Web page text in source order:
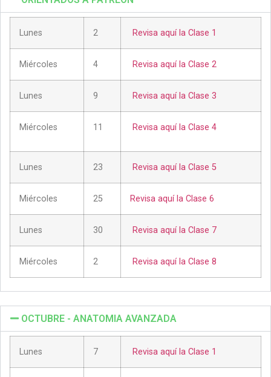
Lunes 2 Revisa aquí la Clase 1
Miércoles 4 Revisa aquí la Clase 2
Lunes 9 Revisa aquí la Clase 3
Miércoles 11 Revisa aquí la Clase 4
Lunes 23 Revisa aquí la Clase 5
Miércoles 25 Revisa aquí la Clase 6
Lunes 30 Revisa aquí la Clase 7
Miércoles 2 Revisa aquí la Clase 8
OCTUBRE - ANATOMIA AVANZADA
Lunes 7 Revisa aquí la Clase 1